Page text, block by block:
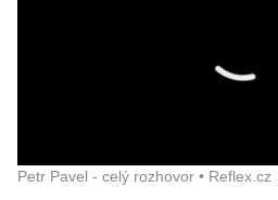
Petr Pavel - celý rozhovor • Reflex.cz